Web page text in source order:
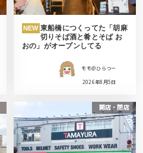
NEW 東船橋につくってた「胡麻
切りそば酒と肴とそば お
おの」がオープンしてる
モモ＠ひらつー
2026年8月5日
開店・閉店